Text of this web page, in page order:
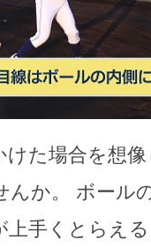
た場合を想
んか。 ボール
手くとらえ